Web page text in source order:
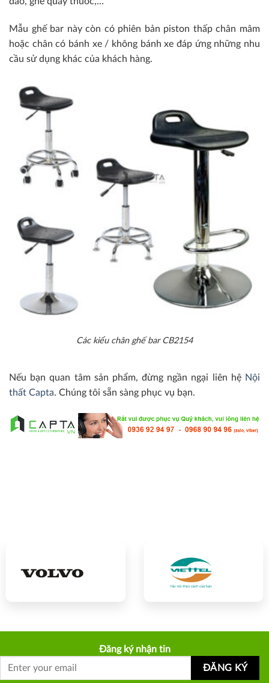
Mẫu ghế bar này còn có phiên bản piston thấp chân mâm
hoặc chân có bánh xe / không bánh xe đáp ứng những nhu
cầu sử dụng khác của khách hàng.
Các kiểu chân ghế bar CB2154
Nếu bạn quan tâm sản phẩm, đừng ngần ngại liên hệ Nội
thất Capta. Chúng tôi sẵn sàng phục vụ bạn.
Đăng ký nhận tin